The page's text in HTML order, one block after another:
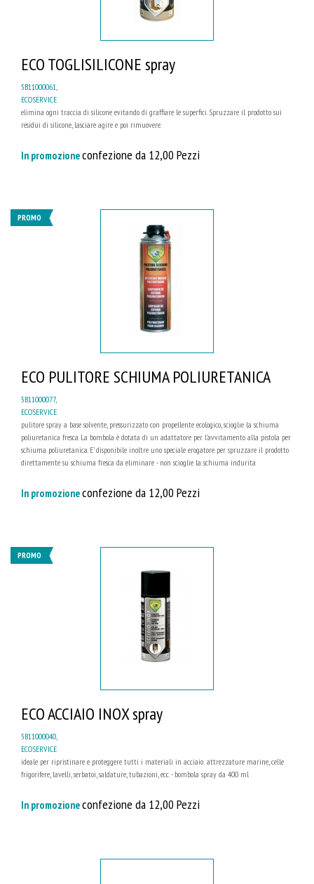
ECO TOGLISILICONE spray
5B11000061,
ECOSERVICE
elimina ogni traccia di silicone evitando di graffiare le superfici. Spruzzare il prodotto sui
residui di silicone, lasciare agire e poi rimuovere.
In promozioneconfezione da 12,00 Pezzi
PROMO
ECO PULITORE SCHIUMA POLIURETANICA
5B11000077,
ECOSERVICE
pulitore spray a base solvente, pressurizzato con propellente ecologico, scioglie la schiuma
poliuretanica fresca. La bombola è dotata di un adattatore per l’avvitamento alla pistola per
schiuma poliuretanica. E’ disponibile inoltre uno speciale erogatore per spruzzare il prodotto
direttamente su schiuma fresca da eliminare - non scioglie la schiuma indurita
In promozioneconfezione da 12,00 Pezzi
PROMO
ECO ACCIAIO INOX spray
5B11000040,
ECOSERVICE
ideale per ripristinare e proteggere tutti i materiali in acciaio: attrezzature marine, celle
frigorifere, lavelli, serbatoi, saldature, tubazioni, ecc. - bombola spray da 400 ml
In promozioneconfezione da 12,00 Pezzi